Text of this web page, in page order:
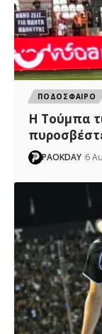
ΠΟΔΟΣΦΑΙΡΟ
H Tούμπα
PAOKDAY 6